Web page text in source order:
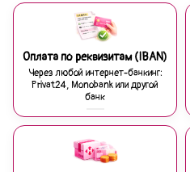
Оплата по реквизитам (IBAN)
Через любой интернет-банкинг:
Privat24, Monobank или другой
банк